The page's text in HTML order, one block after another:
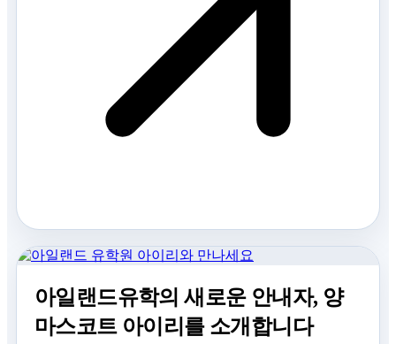
아일랜드유학의 새로운 안내자, 양
마스코트 아이리를 소개합니다